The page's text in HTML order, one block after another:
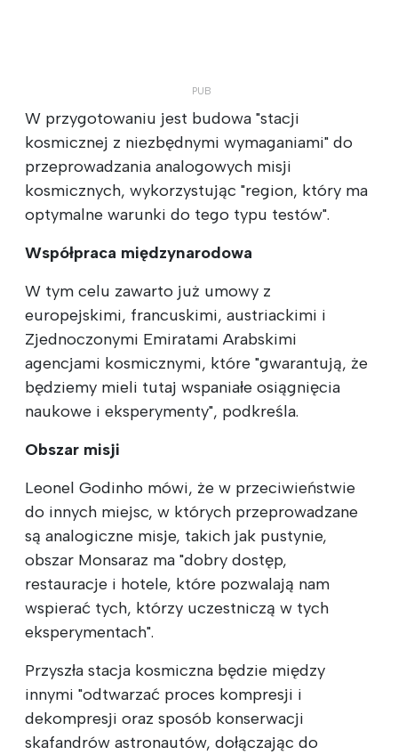
W przygotowaniu jest budowa "stacji
kosmicznej z niezbędnymi wymaganiami" do
przeprowadzania analogowych misji
kosmicznych, wykorzystując "region, który ma
optymalne warunki do tego typu testów".
Współpraca międzynarodowa
W tym celu zawarto już umowy z
europejskimi, francuskimi, austriackimi i
Zjednoczonymi Emiratami Arabskimi
agencjami kosmicznymi, które "gwarantują, że
będziemy mieli tutaj wspaniałe osiągnięcia
naukowe i eksperymenty", podkreśla.
Obszar misji
Leonel Godinho mówi, że w przeciwieństwie
do innych miejsc, w których przeprowadzane
są analogiczne misje, takich jak pustynie,
obszar Monsaraz ma "dobry dostęp,
restauracje i hotele, które pozwalają nam
wspierać tych, którzy uczestniczą w tych
eksperymentach".
Przyszła stacja kosmiczna będzie między
innymi "odtwarzać proces kompresji i
dekompresji oraz sposób konserwacji
skafandrów astronautów, dołączając do